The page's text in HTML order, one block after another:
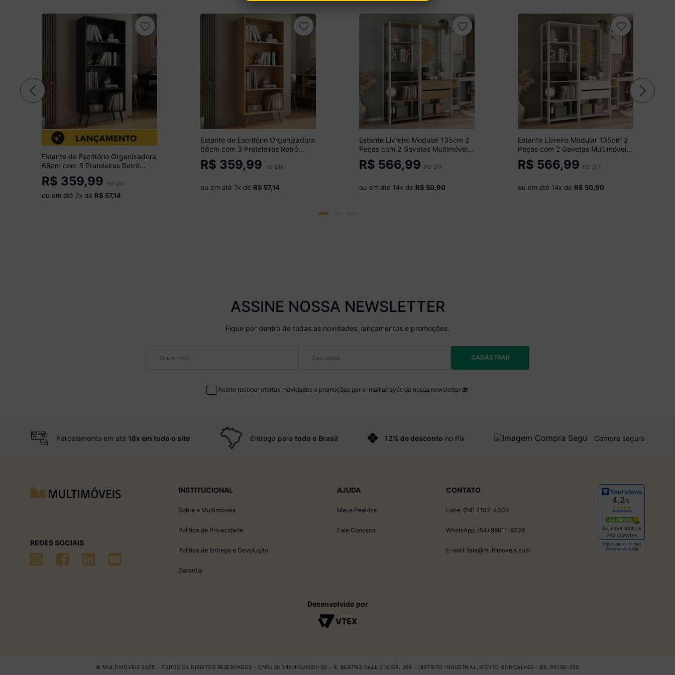
Estante de Escritório Organizadora
68cm com 3 Prateleiras Retrô
Urban Multimóveis MP6037 Preto
R$ 359,99 no pix
ou em até 7x de R$ 57,14
Estante de Escritório Organizadora
68cm com 3 Prateleiras Retrô
Urban Multimóveis MP6037
Madeirado
R$ 359,99 no pix
ou em até 7x de R$ 57,14
Estante Livreiro Modular 135cm 2
Peças com 2 Gavetas Multimóveis
MP6029 Branco/Madeirado
R$ 566,99 no pix
ou em até 14x de R$ 50,90
Estante Livreiro Modular 135cm 2
Peças com 2 Gavetas Multimóveis
MP6029 Branco
R$ 566,99 no pix
ou em até 14x de R$ 50,90
ASSINE NOSSA NEWSLETTER
Fique por dentro de todas as novidades, lançamentos e promoções.
CADASTRAR
Aceito receber ofertas, novidades e promoções por e-mail através da nossa newsletter 🎁
Parcelamento em até 18x em todo o site Entrega paratodo o Brasil 12% de desconto no Pix Compra segura
REDES SOCIAIS
INSTITUCIONAL
Sobre a Multimóveis
Política de Privacidade
Política de Entrega e Devolução
Garantia
AJUDA
Meus Pedidos
Fale Conosco
CONTATO
Fone: (54) 2102-4000
WhatsApp: (54) 99611-6238
E-mail: fale@multimoveis.com
Desenvolvido por
© MULTIMOVEIS 2025 - TODOS OS DIREITOS RESERVADOS - CNPJ 00.349.443/0001-92 - R. BEATRIZ DALL ONDER, 266 - DISTRITO INDUSTRIAL, BENTO GONÇALVES - RS, 95706-350